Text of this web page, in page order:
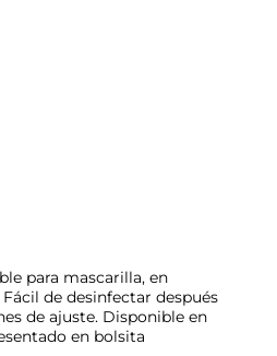
para mascarilla, en
de desinfectar después
de ajuste. Disponible en
en bolsita